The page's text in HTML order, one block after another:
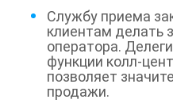
Службу приема
клиентам делать
оператора.
функции колл-
позволяет
продажи.